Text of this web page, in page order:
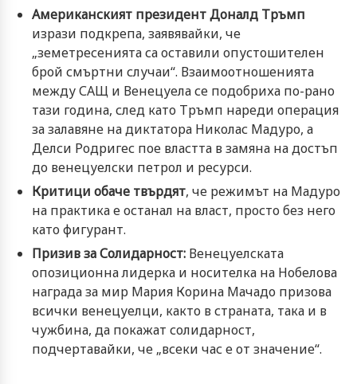
Американският президент Доналд Тръмп
изрази подкрепа, заявявайки, че
„земетресенията са оставили опустошителен
брой смъртни случаи“. Взаимоотношенията
между САЩ и Венецуела се подобриха по-рано
тази година, след като Тръмп нареди операция
за залавяне на диктатора Николас Мадуро, а
Делси Родригес пое властта в замяна на достъп
до венецуелски петрол и ресурси.
Критици обаче твърдят, че режимът на Мадуро
на практика е останал на власт, просто без него
като фигурант.
Призив за Солидарност: Венецуелската
опозиционна лидерка и носителка на Нобелова
награда за мир Мария Корина Мачадо призова
всички венецуелци, както в страната, така и в
чужбина, да покажат солидарност,
подчертавайки, че „всеки час е от значение“.